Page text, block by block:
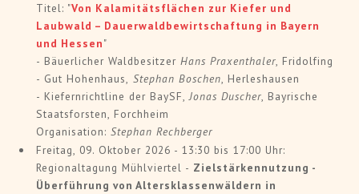
Titel: "Von Kalamitätsflächen zur Kiefer und
Laubwald – Dauerwaldbewirtschaftung in Bayern
und Hessen"
- Bäuerlicher Waldbesitzer Hans Praxenthaler, Fridolfing
- Gut Hohenhaus, Stephan Boschen, Herleshausen
- Kiefernrichtline der BaySF,Jonas Duscher, Bayrische
Staatsforsten, Forchheim
Organisation: Stephan Rechberger
Freitag, 09. Oktober 2026 - 13:30 bis 17:00 Uhr:
Regionaltagung Mühlviertel - Zielstärkennutzung -
Überführung von Altersklassenwäldern in